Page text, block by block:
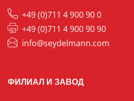
+49 (0)711 4 900 90 0
+49 (0)711 4 900 90 90
info@seydelmann.com
ФИЛИАЛ И ЗАВОД